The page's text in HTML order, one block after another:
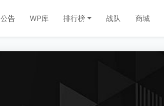
公告 WP库 排行榜 战队 商城